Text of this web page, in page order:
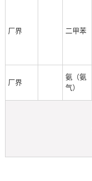
厂界 二甲苯
厂界
氨（氨
气）